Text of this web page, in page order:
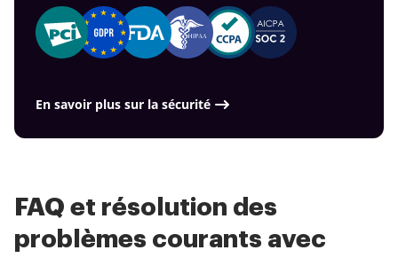
En savoir plus sur la sécurité
FAQ et résolution des
problèmes courants avec